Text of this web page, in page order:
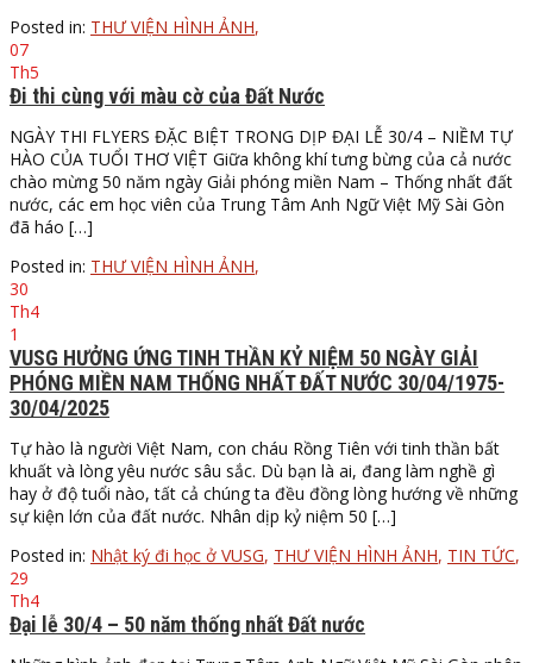
Posted in: THƯ VIỆN HÌNH ẢNH,
07
Th5
Đi thi cùng với màu cờ của Đất Nước
NGÀY THI FLYERS ĐẶC BIỆT TRONG DỊP ĐẠI LỄ 30/4 – NIỀM TỰ
HÀO CỦA TUỔI THƠ VIỆT Giữa không khí tưng bừng của cả nước
chào mừng 50 năm ngày Giải phóng miền Nam – Thống nhất đất
nước, các em học viên của Trung Tâm Anh Ngữ Việt Mỹ Sài Gòn
đã háo […]
Posted in: THƯ VIỆN HÌNH ẢNH,
30
Th4
1
VUSG HƯỞNG ỨNG TINH THẦN KỶ NIỆM 50 NGÀY GIẢI
PHÓNG MIỀN NAM THỐNG NHẤT ĐẤT NƯỚC 30/04/1975-
30/04/2025
Tự hào là người Việt Nam, con cháu Rồng Tiên với tinh thần bất
khuất và lòng yêu nước sâu sắc. Dù bạn là ai, đang làm nghề gì
hay ở độ tuổi nào, tất cả chúng ta đều đồng lòng hướng về những
sự kiện lớn của đất nước. Nhân dịp kỷ niệm 50 […]
Posted in: Nhật ký đi học ở VUSG, THƯ VIỆN HÌNH ẢNH, TIN TỨC,
29
Th4
Đại lễ 30/4 – 50 năm thống nhất Đất nước